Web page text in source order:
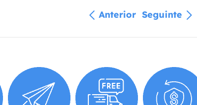
Anterior Seguinte